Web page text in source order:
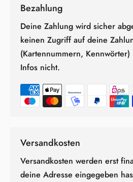
Bezahlung
Deine Zahlung wird sicher
keinen Zugriff auf deine
(Kartennummern,
Infos nicht.
Versandkosten
Versandkosten werden erst
deine Adresse eingegeben